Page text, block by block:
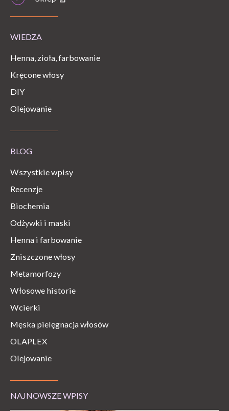
WIEDZA
Henna, zioła, farbowanie
Kręcone włosy
DIY
Olejowanie
BLOG
Wszystkie wpisy
Recenzje
Biochemia
Odżywki i maski
Henna i farbowanie
Zniszczone włosy
Metamorfozy
Włosowe historie
Wcierki
Męska pielęgnacja włosów
OLAPLEX
Olejowanie
NAJNOWSZE WPISY